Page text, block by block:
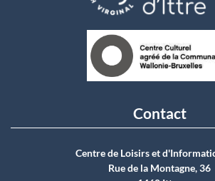
Contact
Centre de Loisirs et
Rue de la Montagne, 36